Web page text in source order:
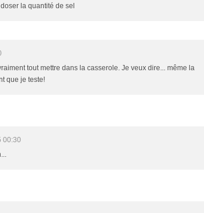
la quantité de sel
tout mettre dans la casserole. Je veux dire... même la
que je teste!
00:30